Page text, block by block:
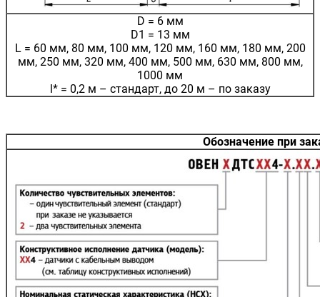
D = 6 мм
D1 = 13 мм
L = 60 мм, 80 мм, 100 мм, 120 мм, 160 мм, 180 мм, 200
мм, 250 мм, 320 мм, 400 мм, 500 мм, 630 мм, 800 мм,
1000 мм
l* = 0,2 м – стандарт, до 20 м – по заказу
Обозначение при